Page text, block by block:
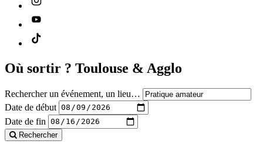
Où sortir ? Toulouse & Agglo
Rechercher un événement, un lieu…
Date de début
Date de fin
Rechercher